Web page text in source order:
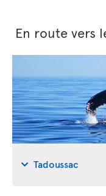
En route vers
Tadoussac